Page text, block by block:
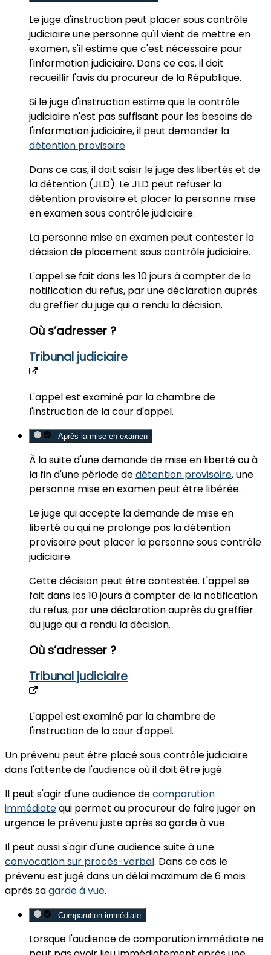
Le juge d'instruction peut placer sous contrôle
judiciaire une personne qu'il vient de mettre en
examen, s'il estime que c'est nécessaire pour
l'information judiciaire. Dans ce cas, il doit
recueillir l'avis du procureur de la République.
Si le juge d'instruction estime que le contrôle
judiciaire n'est pas suffisant pour les besoins de
l'information judiciaire, il peut demander la
détention provisoire.
Dans ce cas, il doit saisir le juge des libertés et de
la détention (JLD). Le JLD peut refuser la
détention provisoire et placer la personne mise
en examen sous contrôle judiciaire.
La personne mise en examen peut contester la
décisionde placement sous contrôle judiciaire.
L'appelse fait dans les10 jours à compter de la
notification du refus, par une déclaration auprès
du greffier du juge qui a rendu la décision.
Où s’adresser ?
Tribunal judiciaire
L'appel est examiné par la chambre de
l'instructionde la cour d'appel.
Après la mise en examen
À la suite d'unedemande de mise en libertéou à
la fin d'une période dedétention provisoire,une
personne mise en examen peut être libérée.
Le juge qui accepte la demande de mise en
liberté ou qui ne prolonge pas la détention
provisoire peut placer la personnesous contrôle
judiciaire.
Cette décision peut être contestée. L'appelse
fait dans les10 jours à compter de la notification
du refus, par une déclaration auprès du greffier
du juge qui a rendu la décision.
Où s’adresser ?
Tribunal judiciaire
L'appel est examiné par la chambre de
l'instructionde la cour d'appel.
Un prévenu peut être placé sous contrôle judiciaire
dans l'attente de l'audience où il doit être jugé.
Il peut s'agir d'une audience decomparution
immédiatequi permet au procureur de fairejuger en
urgence le prévenu juste après sa garde à vue.
Il peut aussi s'agir d'une audience suite à une
convocation sur procès-verbal. Dans ce cas le
prévenu est jugé dans un délai maximum de6 mois
après sagarde à vue.
Comparution immédiate
Lorsque l'audience de comparution immédiate ne